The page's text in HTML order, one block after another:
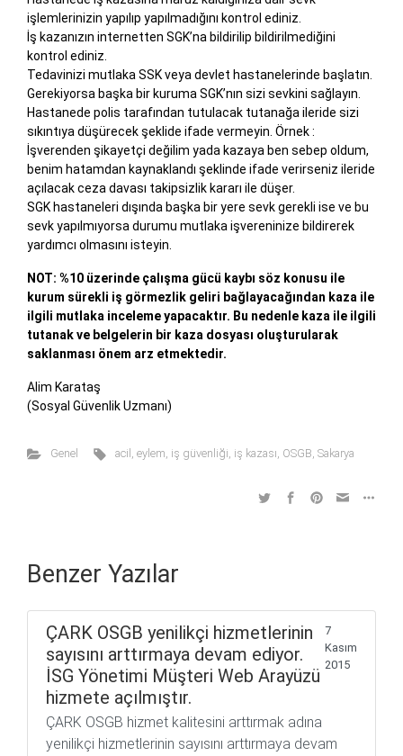
işlemlerinizin yapılıp yapılmadığını kontrol ediniz.
İş kazanızın internetten SGK’na bildirilip bildirilmediğini
kontrol ediniz.
Tedavinizi mutlaka SSK veya devlet hastanelerinde başlatın.
Gerekiyorsa başka bir kuruma SGK’nın sizi sevkini sağlayın.
Hastanede polis tarafından tutulacak tutanağa ileride sizi
sıkıntıya düşürecek şeklide ifade vermeyin. Örnek :
İşverenden şikayetçi değilim yada kazaya ben sebep oldum,
benim hatamdan kaynaklandı şeklinde ifade verirseniz ileride
açılacak ceza davası takipsizlik kararı ile düşer.
SGK hastaneleri dışında başka bir yere sevk gerekli ise ve bu
sevk yapılmıyorsa durumu mutlaka işvereninize bildirerek
yardımcı olmasını isteyin.
NOT: %10 üzerinde çalışma gücü kaybı söz konusu ile
kurum sürekli iş görmezlik geliri bağlayacağından kaza ile
ilgili mutlaka inceleme yapacaktır. Bu nedenle kaza ile ilgili
tutanak ve belgelerin bir kaza dosyası oluşturularak
saklanması önem arz etmektedir.
Alim Karataş
(Sosyal Güvenlik Uzmanı)
Genel acil ,eylem, iş güvenliği, iş kazası, OSGB,Sakarya
Benzer Yazılar
ÇARK OSGB yenilikçi hizmetlerinin
sayısını arttırmaya devam ediyor.
İSG Yönetimi Müşteri Web Arayüzü
hizmete açılmıştır.
7
Kasım
2015
ÇARK OSGB hizmet kalitesini arttırmak adına
yenilikçi hizmetlerinin sayısını arttırmaya devam